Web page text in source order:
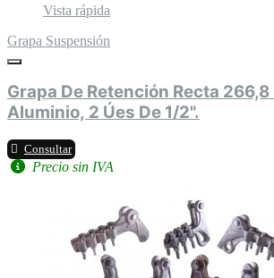
Vista rápida
Grapa Suspensión
Grapa De Retención Recta
Aluminio, 2 Úes De 1/2".
Consultar
Precio sin IVA